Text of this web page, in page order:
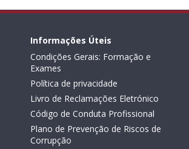
Informações Úteis
Condições Gerais: Formação e
Exames
Política de privacidade
Livro de Reclamações Eletrónico
Código de Conduta Profissional
Plano de Prevenção de Riscos de
Corrupção